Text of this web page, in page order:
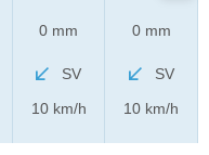
0 mm
SV
10 km/h
0 mm
SV
10 km/h